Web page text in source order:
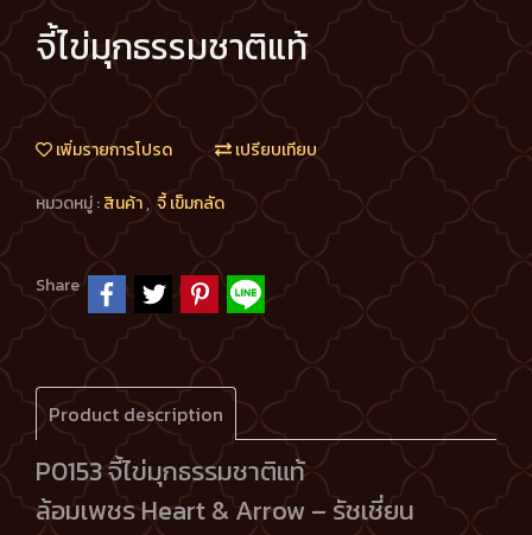
จี้ไข่มุกธรรมชาติแท้
เพิ่มรายการโปรด เปรียบเทียบ
หมวดหมู่ :สินค้า, จี้ เข็มกลัด
Share
Product description
P0153 จี้ไข่มุกธรรมชาติแท้
ล้อมเพชร Heart & Arrow – รัชเชี่ยน